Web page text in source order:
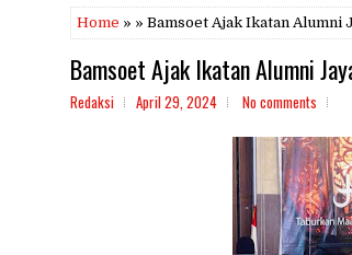
Home » » Bamsoet Ajak Ikatan Alumni
Bamsoet Ajak Ikatan Alumni
Redaksi April 29, 2024 No comments